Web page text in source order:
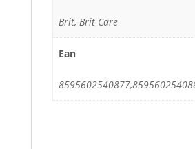
Brit, Brit Care
Ean